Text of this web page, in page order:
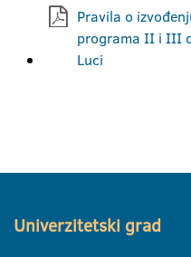
Pravila o
programa II i III
Luci
Univerzitetski grad